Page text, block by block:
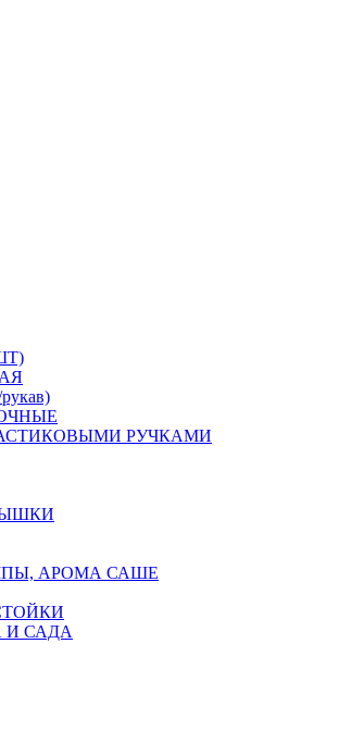
РУЧКАМИ
АРОМА САШЕ
И САДА